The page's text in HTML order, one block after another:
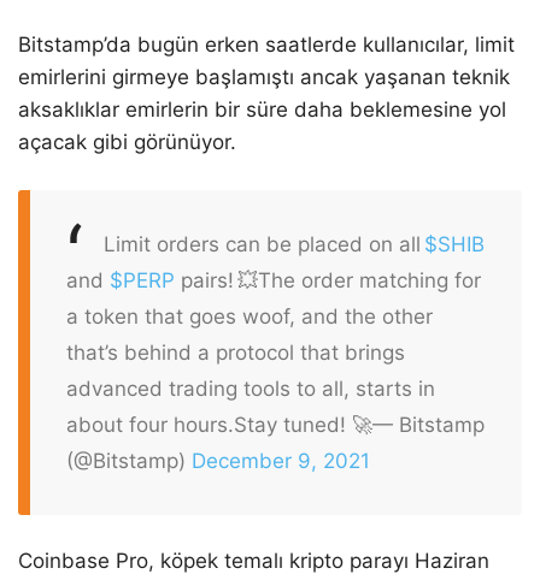
Bitstamp’da bugün erken saatlerde kullanıcılar, limit
emirlerini girmeye başlamıştı ancak yaşanan teknik
aksaklıklar emirlerin bir süre daha beklemesine yol
açacak gibi görünüyor.
Limit orders can be placed on all $SHIB
and $PERP pairs! 💥The order matching for
a token that goes woof, and the other
that’s behind a protocol that brings
advanced trading tools to all, starts in
about four hours.Stay tuned! 🚀— Bitstamp
(@Bitstamp) December 9, 2021
Coinbase Pro, köpek temalı kripto parayı Haziran